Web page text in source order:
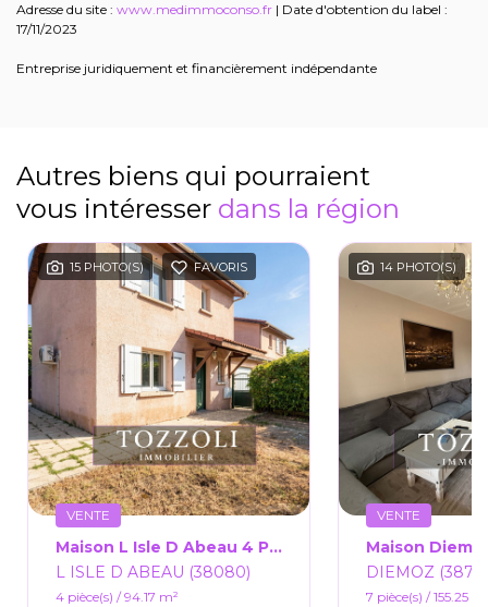
Adresse du site : www.medimmoconso.fr | Date d'obtention du label :
17/11/2023
Entreprise juridiquement et financièrement indépendante
Autres biens qui pourraient
vous intéresser dans la région
15 PHOTO(S) FAVORIS
VENTE
Maison L Isle D Abeau 4 Pièce(s) 94.17 M2
L ISLE D ABEAU (38080)
4 pièce(s) / 94.17 m²
14 PHOTO(S)
VENTE
DIEMOZ
7 pièce(s) / 155.25